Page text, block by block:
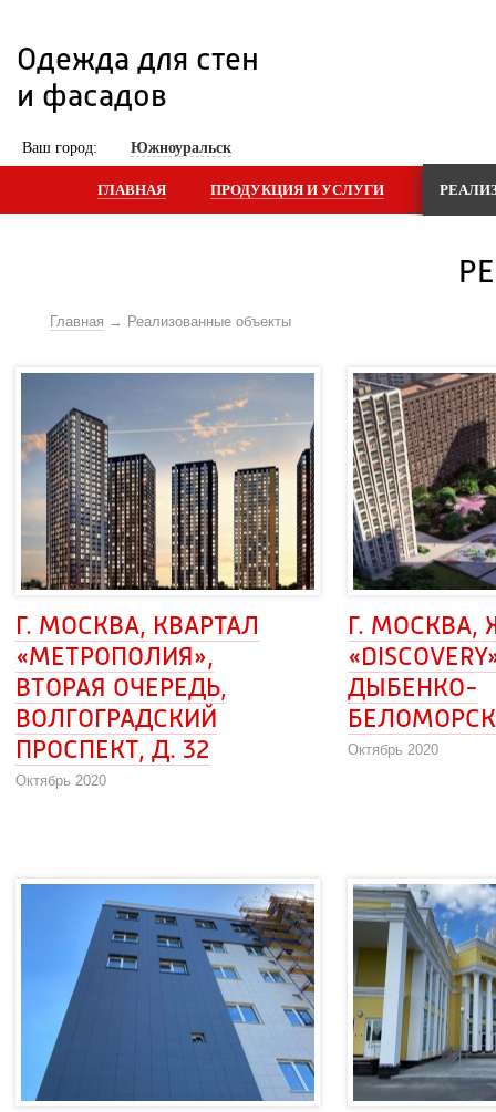
Одежда для стен
и фасадов
Ваш город: Южноуральск
ГЛАВНАЯ ПРОДУКЦИЯ И УСЛУГИ
Главная Реализованные объекты
Г. МОСКВА, КВАРТАЛ
«МЕТРОПОЛИЯ»,
ВТОРАЯ ОЧЕРЕДЬ,
ВОЛГОГРАДСКИЙ
ПРОСПЕКТ, Д. 32
Октябрь 2020
Г. МОСКВА,
ДЫБЕНКО-
Октябрь 2020